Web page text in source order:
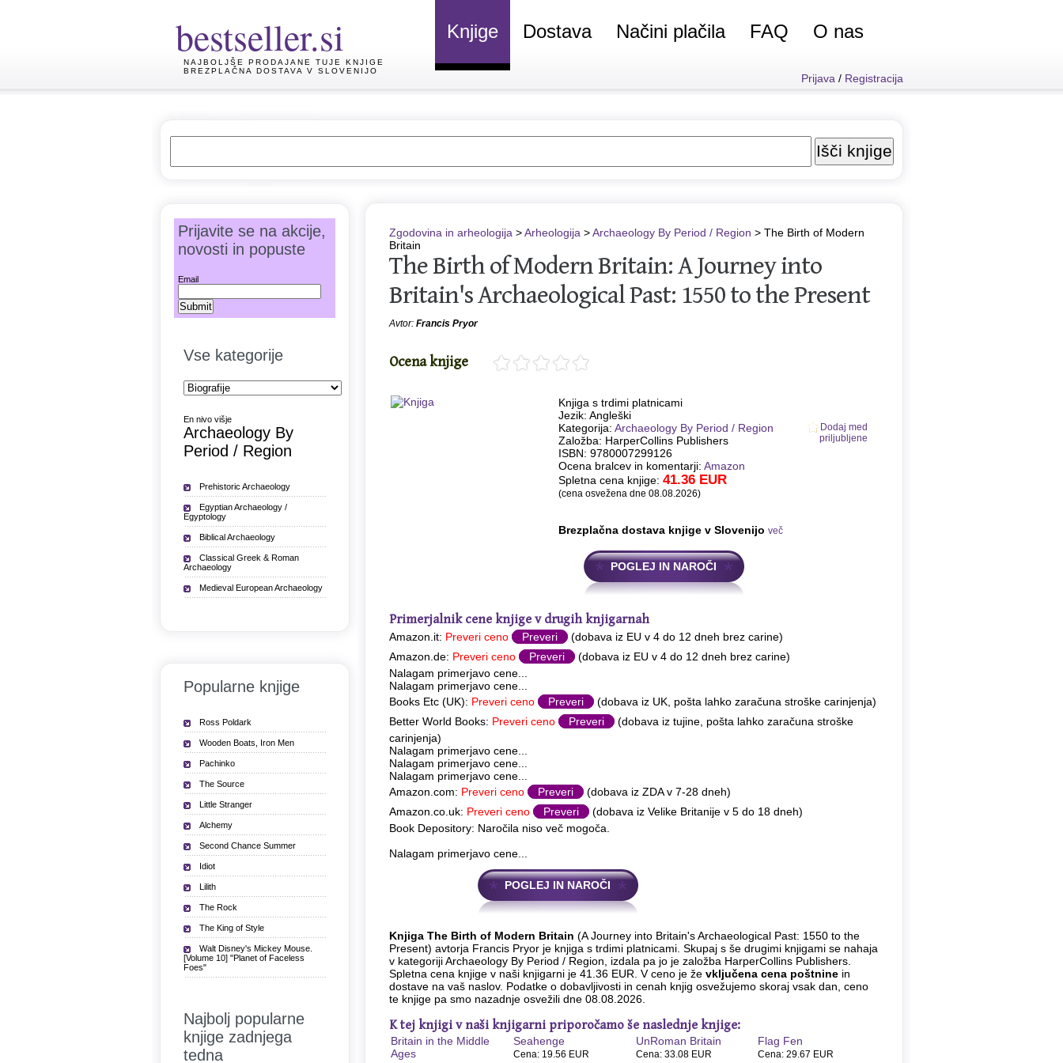
bestseller.si
NAJBOLJŠE PRODAJANE TUJE KNJIGE
BREZPLAČNA DOSTAVA V SLOVENIJO
Knjige Dostava Načini plačila FAQ O nas
Prijava / Registracija
Zgodovina in arheologija >Arheologija >Archaeology By Period / Region > The Birth of Modern
Britain
The Birth of Modern Britain: A Journey into
Britain's Archaeological Past: 1550 to the Present
Avtor: Francis Pryor
Ocena knjige
Knjiga s trdimi platnicami
Jezik: Angleški
Kategorija: Archaeology By Period / Region
Založba: HarperCollins Publishers
ISBN: 9780007299126
Ocena bralcev in komentarji: Amazon
Spletna cena knjige: 41.36 EUR
(cena osvežena dne 08.08.2026)
Brezplačna dostava knjige v Slovenijo več
POGLEJ IN NAROČI
Dodaj med
priljubljene
Primerjalnik cene knjige v drugih knjigarnah
Amazon.it: Preveri ceno Preveri
(dobava iz EU v 4 do 12 dneh brez carine)
Amazon.de: Preveri ceno Preveri
(dobava iz EU v 4 do 12 dneh brez carine)
Nalagam primerjavo cene...
Nalagam primerjavo cene...
Books Etc (UK): Preveri ceno Preveri
(dobava iz UK, pošta lahko zaračuna stroške carinjenja)
Better World Books: Preveri ceno Preveri
(dobava iz tujine, pošta lahko zaračuna stroške
carinjenja)
Nalagam primerjavo cene...
Nalagam primerjavo cene...
Nalagam primerjavo cene...
Amazon.com: Preveri ceno Preveri
(dobava iz ZDA v 7-28 dneh)
Amazon.co.uk: Preveri ceno Preveri
(dobava iz Velike Britanije v 5 do 18 dneh)
Book Depository: Naročila niso več mogoča.
Nalagam primerjavo cene...
POGLEJ IN NAROČI
Knjiga The Birth of Modern Britain (A Journey into Britain's Archaeological Past: 1550 to the
Present) avtorja Francis Pryor je knjiga s trdimi platnicami. Skupaj s še drugimi knjigami se nahaja
v kategoriji Archaeology By Period / Region, izdala pa jo je založba HarperCollins Publishers.
Spletna cena knjige v naši knjigarni je 41.36 EUR. V ceno je že vključena cena poštnine in
dostave na vaš naslov. Podatke o dobavljivosti in cenah knjig osvežujemo skoraj vsak dan, ceno
te knjige pa smo nazadnje osvežili dne 08.08.2026.
K tej knjigi v naši knjigarni priporočamo še naslednje knjige:
Britain in the Middle
Ages
Seahenge
Cena: 19.56 EUR
UnRoman Britain
Cena: 33.08 EUR
Flag Fen
Cena: 29.67 EUR
Prijavite se na akcije,
novosti in popuste
Email
Vse kategorije
En nivo višje
Archaeology By
Period / Region
Prehistoric Archaeology
Egyptian Archaeology /
Egyptology
Biblical Archaeology
Classical Greek & Roman
Archaeology
Medieval European Archaeology
Popularne knjige
Ross Poldark
Wooden Boats, Iron Men
Pachinko
The Source
Little Stranger
Alchemy
Second Chance Summer
Idiot
Lilith
The Rock
The King of Style
Walt Disney's Mickey Mouse.
[Volume 10] "Planet of Faceless
Foes"
Najbolj popularne
knjige zadnjega
tedna